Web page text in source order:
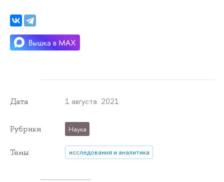
Дата 1 августа 2021
Рубрики Наука
Темы исследования и аналитика